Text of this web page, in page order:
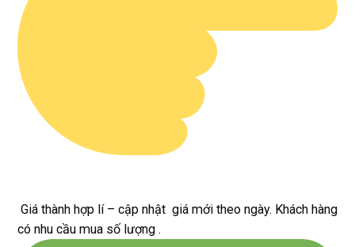
Giá thành hợp lí – cập nhật giá mới theo ngày. Khách hàng
có nhu cầu mua số lượng .